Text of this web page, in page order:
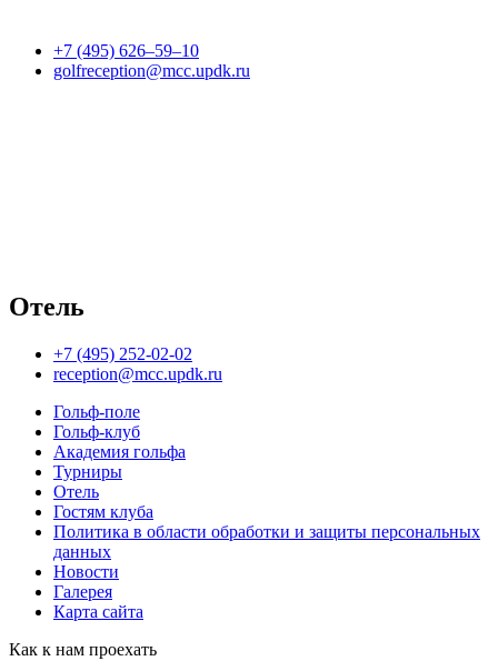
+7 (495) 626–59–10
golfreception@mcc.updk.ru
Отель
+7 (495) 252-02-02
reception@mcc.updk.ru
Гольф-поле
Гольф-клуб
Академия гольфа
Турниры
Отель
Гостям клуба
Политика в области обработки и защиты персональных
данных
Новости
Галерея
Карта сайта
Как к нам проехать